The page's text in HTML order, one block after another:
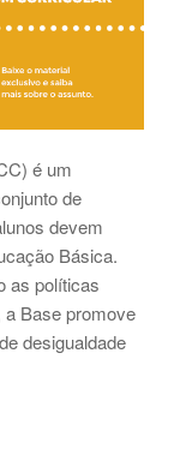
é um
de
devem
Básica.
as políticas
Base promove
desigualdade